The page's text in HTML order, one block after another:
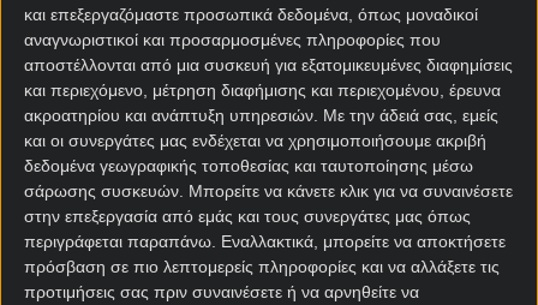
και επεξεργαζόμαστε προσωπικά δεδομένα, όπως μοναδικοί
αναγνωριστικοί και προσαρμοσμένες πληροφορίες που
αποστέλλονται από μια συσκευή για εξατομικευμένες διαφημίσεις
και περιεχόμενο, μέτρηση διαφήμισης και περιεχομένου, έρευνα
ακροατηρίου και ανάπτυξη υπηρεσιών. Με την άδειά σας, εμείς
και οι συνεργάτες μας ενδέχεται να χρησιμοποιήσουμε ακριβή
δεδομένα γεωγραφικής τοποθεσίας και ταυτοποίησης μέσω
σάρωσης συσκευών. Μπορείτε να κάνετε κλικ για να συναινέσετε
στην επεξεργασία από εμάς και τους συνεργάτες μας όπως
περιγράφεται παραπάνω. Εναλλακτικά, μπορείτε να αποκτήσετε
πρόσβαση σε πιο λεπτομερείς πληροφορίες και να αλλάξετε τις
προτιμήσεις σας πριν συναινέσετε ή να αρνηθείτε να
Κηφισιά – Λεβαδειακός
στοίχημα
Στην προηγούμενη αγωνιστική η Κηφισιά πήρε
μεγάλη ισοπαλία στην έδρα του Άρη (1-1, 22/2).
Μάλιστα, λίγο έλειψε να κερδίσει καθώς βρήκε και
δεύτερο τέρμα με τον Πόμπο, αλλά το γκολ του εν
τέλει ακυρώθηκε και το αποτέλεσμα έμεινε ως είχε
μέχρι τη λήξη.